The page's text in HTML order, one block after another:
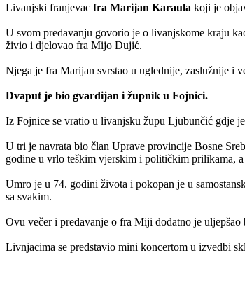
Livanjski franjevac fra Marijan Karaula koji je
U svom predavanju govorio je o livanjskome kraju
živio i djelovao fra Mijo Dujić.
Njega je fra Marijan svrstao u uglednije, zaslužnije i
Dvaput je bio gvardijan i župnik u Fojnici.
Iz Fojnice se vratio u livanjsku župu Ljubunčić gdje
U tri je navrata bio član Uprave provincije Bosne
godine u vrlo teškim vjerskim i političkim prilikama,
Umro je u 74. godini života i pokopan je u
sa svakim.
Ovu večer i predavanje o fra Miji dodatno je uljepšao
Livnjacima se predstavio mini koncertom u izvedbi